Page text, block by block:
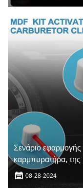
Σενάριο
καρμπυρατήρα, της
καρμπυρατήρα, της
καρμπυρατών
08-28-2024